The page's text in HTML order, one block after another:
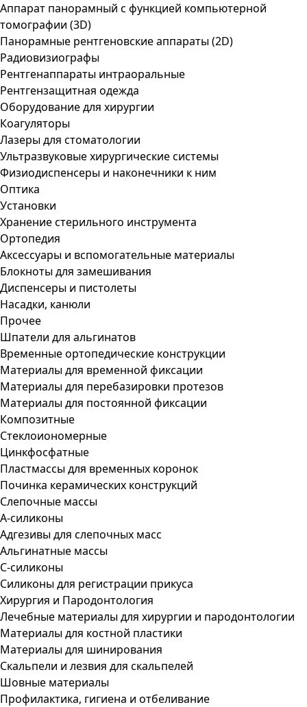
Аппарат панорамный с функцией компьютерной
томографии (3D)
Панорамные рентгеновские аппараты (2D)
Радиовизиографы
Рентгенаппараты интраоральные
Рентгензащитная одежда
Оборудование для хирургии
Коагуляторы
Лазеры для стоматологии
Ультразвуковые хирургические системы
Физиодиспенсеры и наконечники к ним
Оптика
Установки
Хранение стерильного инструмента
Ортопедия
Аксессуары и вспомогательные материалы
Блокноты для замешивания
Диспенсеры и пистолеты
Насадки, канюли
Прочее
Шпатели для альгинатов
Временные ортопедические конструкции
Материалы для временной фиксации
Материалы для перебазировки протезов
Материалы для постоянной фиксации
Композитные
Стеклоиономерные
Цинкфосфатные
Пластмассы для временных коронок
Починка керамических конструкций
Слепочные массы
А-силиконы
Адгезивы для слепочных масс
Альгинатные массы
С-силиконы
Силиконы для регистрации прикуса
Хирургия и Пародонтология
Лечебные материалы для хирургии и пародонтологии
Материалы для костной пластики
Материалы для шинирования
Скальпели и лезвия для скальпелей
Шовные материалы
Профилактика, гигиена и отбеливание